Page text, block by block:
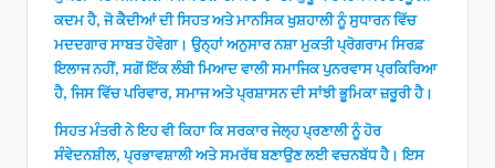
ਕਦਮ ਹੈ, ਜੋ ਕੈਦੀਆਂ ਦੀ ਸਿਹਤ ਅਤੇ ਮਾਨਸਿਕ ਖੁਸ਼ਹਾਲੀ ਨੂੰ ਸੁਧਾਰਨ ਵਿੱਚ
ਮਦਦਗਾਰ ਸਾਬਤ ਹੋਵੇਗਾ। ਉਨ੍ਹਾਂ ਅਨੁਸਾਰ ਨਸ਼ਾ ਮੁਕਤੀ ਪ੍ਰੋਗਰਾਮ ਸਿਰਫ਼
ਇਲਾਜ ਨਹੀਂ, ਸਗੋਂ ਇੱਕ ਲੰਬੀ ਮਿਆਦ ਵਾਲੀ ਸਮਾਜਿਕ ਪੁਨਰਵਾਸ ਪ੍ਰਕਿਰਿਆ
ਹੈ, ਜਿਸ ਵਿੱਚ ਪਰਿਵਾਰ, ਸਮਾਜ ਅਤੇ ਪ੍ਰਸ਼ਾਸਨ ਦੀ ਸਾਂਝੀ ਭੂਮਿਕਾ ਜ਼ਰੂਰੀ ਹੈ।
ਸਿਹਤ ਮੰਤਰੀ ਨੇ ਇਹ ਵੀ ਕਿਹਾ ਕਿ ਸਰਕਾਰ ਜੇਲ੍ਹ ਪ੍ਰਣਾਲੀ ਨੂੰ ਹੋਰ
ਸੰਵੇਦਨਸ਼ੀਲ, ਪ੍ਰਭਾਵਸ਼ਾਲੀ ਅਤੇ ਸਮਰੱਥ ਬਣਾਉਣ ਲਈ ਵਚਨਬੱਧ ਹੈ। ਇਸ